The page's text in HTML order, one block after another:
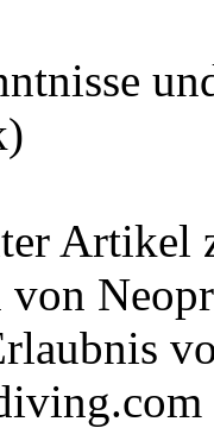
Artikel
von